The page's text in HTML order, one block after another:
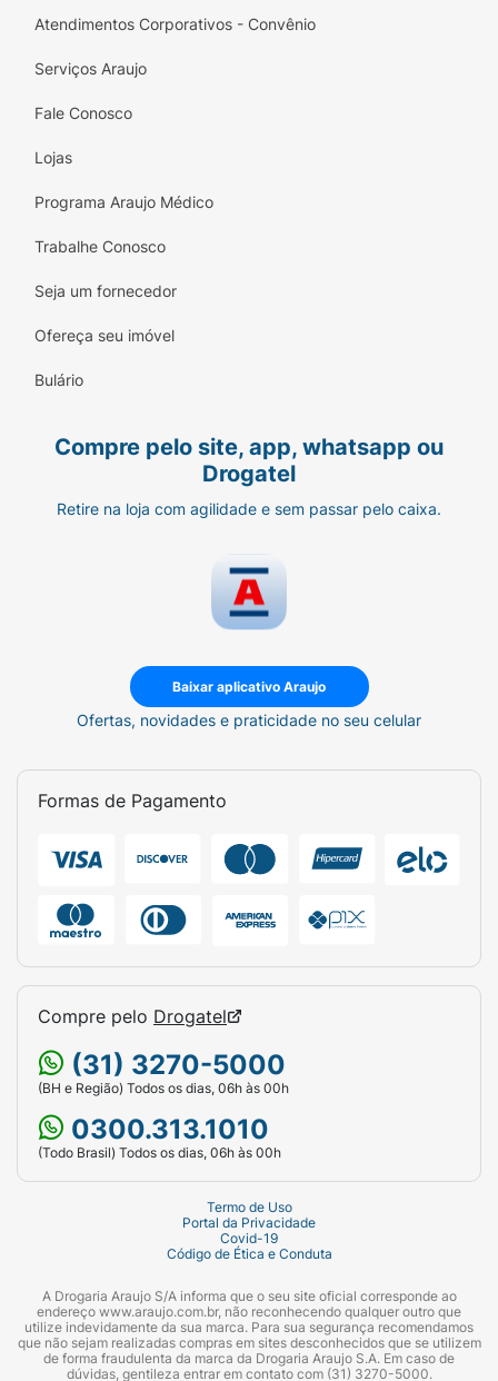
com os cabelos secos após a modelagem dos
fios, garantindo fixação.
Atendimentos Corporativos - Convênio
Serviços Araujo
Fale Conosco
Lojas
Programa Araujo Médico
Trabalhe Conosco
Seja um fornecedor
Ofereça seu imóvel
Bulário
Compre pelo site, app, whatsapp ou
Drogatel
Retire na loja com agilidade e sem passar pelo caixa.
Baixar aplicativo Araujo
Ofertas, novidades e praticidade no seu celular
Formas de Pagamento
Compre pelo Drogatel
(31) 3270-5000
(BH e Região) Todos os dias, 06h às 00h
0300.313.1010
(Todo Brasil) Todos os dias, 06h às 00h
Termo de Uso
Portal da Privacidade
Covid-19
Código de Ética e Conduta
A Drogaria Araujo S/A informa que o seu site oficial corresponde ao
endereço www.araujo.com.br, não reconhecendo qualquer outro que
utilize indevidamente da sua marca. Para sua segurança recomendamos
que não sejam realizadas compras em sites desconhecidos que se utilizem
de forma fraudulenta da marca da Drogaria Araujo S.A. Em caso de
dúvidas, gentileza entrar em contato com (31) 3270-5000.